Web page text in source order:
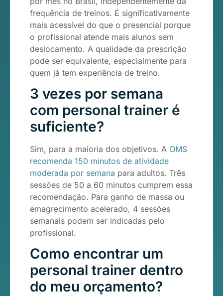
frequência de treinos. É significativamente
mais acessível do que o presencial porque
o profissional atende mais alunos sem
deslocamento. A qualidade da prescrição
pode ser equivalente, especialmente para
quem já tem experiência de treino.
3 vezes por semana
com personal trainer é
suficiente?
Sim, para a maioria dos objetivos. A OMS
recomenda 150 minutos de atividade
moderada por semana para adultos. Três
sessões de 50 a 60 minutos cumprem essa
recomendação. Para ganho de massa ou
emagrecimento acelerado, 4 sessões
semanais podem ser indicadas pelo
profissional.
Como encontrar um
personal trainer dentro
do meu orçamento?